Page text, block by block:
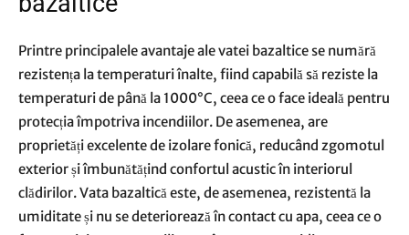
Printre principalele avantaje ale vatei bazaltice se numără
rezistența la temperaturi înalte, fiind capabilă să reziste la
temperaturi de până la 1000°C, ceea ce o face ideală pentru
protecția împotriva incendiilor. De asemenea, are
proprietăți excelente de izolare fonică, reducând zgomotul
exterior și îmbunătățind confortul acustic în interiorul
clădirilor. Vata bazaltică este, de asemenea, rezistentă la
umiditate și nu se deteriorează în contact cu apa, ceea ce o